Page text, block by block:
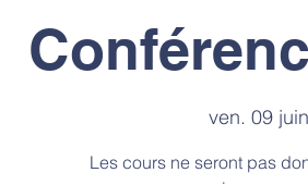
ven. 09 juin
Les cours ne seront pas